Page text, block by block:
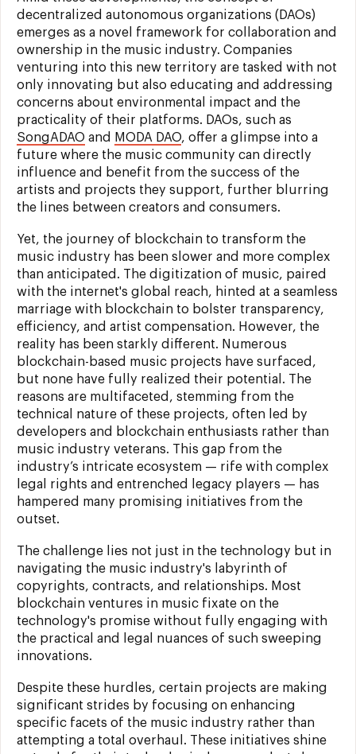
decentralized autonomous organizations (DAOs)
emerges as a novel framework for collaboration and
ownership in the music industry. Companies
venturing into this new territory are tasked with not
only innovating but also educating and addressing
concerns about environmental impact and the
practicality of their platforms. DAOs, such as
SongADAO and MODA DAO, offer a glimpse into a
future where the music community can directly
influence and benefit from the success of the
artists and projects they support, further blurring
the lines between creators and consumers.
Yet, the journey of blockchain to transform the
music industry has been slower and more complex
than anticipated. The digitization of music, paired
with the internet's global reach, hinted at a seamless
marriage with blockchain to bolster transparency,
efficiency, and artist compensation. However, the
reality has been starkly different. Numerous
blockchain-based music projects have surfaced,
but none have fully realized their potential. The
reasons are multifaceted, stemming from the
technical nature of these projects, often led by
developers and blockchain enthusiasts rather than
music industry veterans. This gap from the
industry’s intricate ecosystem — rife with complex
legal rights and entrenched legacy players — has
hampered many promising initiatives from the
outset.
The challenge lies not just in the technology but in
navigating the music industry's labyrinth of
copyrights, contracts, and relationships. Most
blockchain ventures in music fixate on the
technology's promise without fully engaging with
the practical and legal nuances of such sweeping
innovations.
Despite these hurdles, certain projects are making
significant strides by focusing on enhancing
specific facets of the music industry rather than
attempting a total overhaul. These initiatives shine